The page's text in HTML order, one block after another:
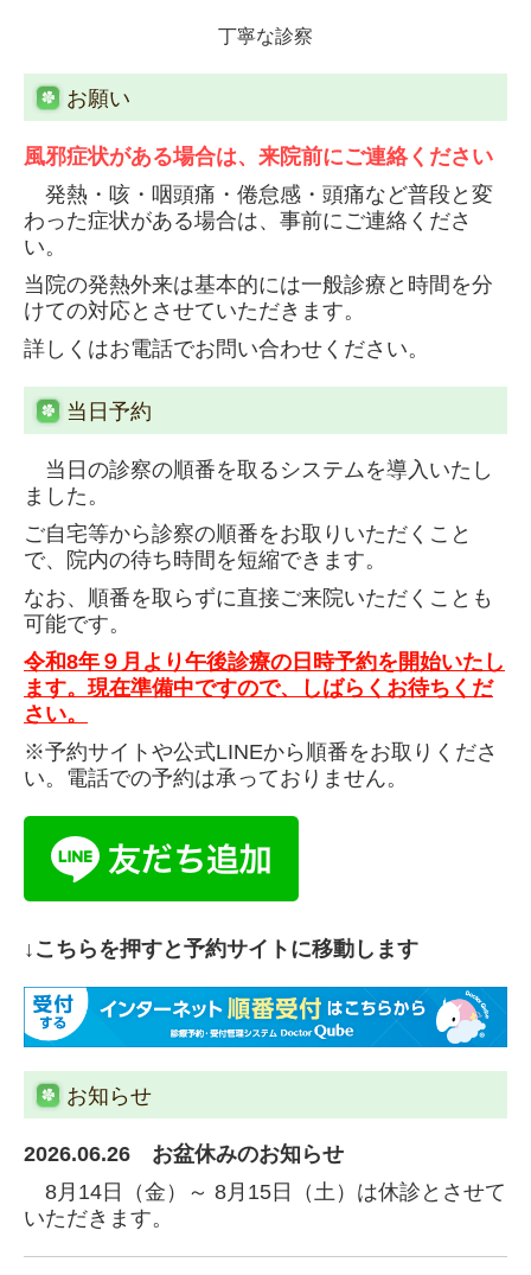
丁寧な診察
お願い
風邪症状がある場合は、来院前にご連絡ください
発熱・咳・咽頭痛・倦怠感・頭痛など普段と変
わった症状がある場合は、事前にご連絡くださ
い。
当院の発熱外来は基本的には一般診療と時間を分
けての対応とさせていただきます。
詳しくはお電話でお問い合わせください。
当日予約
当日の診察の順番を取るシステムを導入いたし
ました。
ご自宅等から診察の順番をお取りいただくこと
で、院内の待ち時間を短縮できます。
なお、順番を取らずに直接ご来院いただくことも
可能です。
令和8年９月より午後診療の日時予約を開始いたし
ます。現在準備中ですので、しばらくお待ちくだ
さい。
※予約サイトや公式LINEから順番をお取りくださ
い。電話での予約は承っておりません。
↓こちらを押すと予約サイトに移動します
お知らせ
2026.06.26 お盆休みのお知らせ
8月14日（金）～ 8月15日（土）は休診とさせて
いただきます。